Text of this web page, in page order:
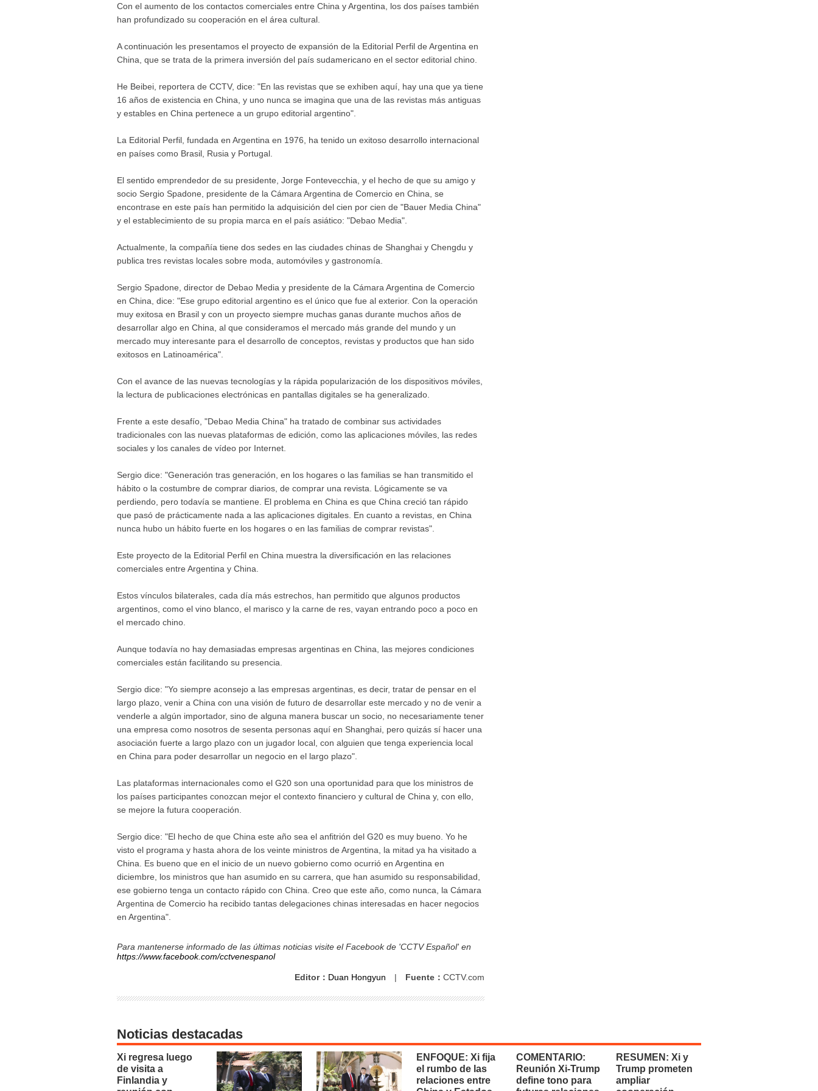
Con el aumento de los contactos comerciales entre China y Argentina, los dos países también
han profundizado su cooperación en el área cultural.
A continuación les presentamos el proyecto de expansión de la Editorial Perfil de Argentina en
China, que se trata de la primera inversión del país sudamericano en el sector editorial chino.
He Beibei, reportera de CCTV, dice: "En las revistas que se exhiben aquí, hay una que ya tiene
16 años de existencia en China, y uno nunca se imagina que una de las revistas más antiguas
y estables en China pertenece a un grupo editorial argentino".
La Editorial Perfil, fundada en Argentina en 1976, ha tenido un exitoso desarrollo internacional
en países como Brasil, Rusia y Portugal.
El sentido emprendedor de su presidente, Jorge Fontevecchia, y el hecho de que su amigo y
socio Sergio Spadone, presidente de la Cámara Argentina de Comercio en China, se
encontrase en este país han permitido la adquisición del cien por cien de "Bauer Media China"
y el establecimiento de su propia marca en el país asiático: "Debao Media".
Actualmente, la compañía tiene dos sedes en las ciudades chinas de Shanghai y Chengdu y
publica tres revistas locales sobre moda, automóviles y gastronomía.
Sergio Spadone, director de Debao Media y presidente de la Cámara Argentina de Comercio
en China, dice: "Ese grupo editorial argentino es el único que fue al exterior. Con la operación
muy exitosa en Brasil y con un proyecto siempre muchas ganas durante muchos años de
desarrollar algo en China, al que consideramos el mercado más grande del mundo y un
mercado muy interesante para el desarrollo de conceptos, revistas y productos que han sido
exitosos en Latinoamérica".
Con el avance de las nuevas tecnologías y la rápida popularización de los dispositivos móviles,
la lectura de publicaciones electrónicas en pantallas digitales se ha generalizado.
Frente a este desafío, "Debao Media China" ha tratado de combinar sus actividades
tradicionales con las nuevas plataformas de edición, como las aplicaciones móviles, las redes
sociales y los canales de vídeo por Internet.
Sergio dice: "Generación tras generación, en los hogares o las familias se han transmitido el
hábito o la costumbre de comprar diarios, de comprar una revista. Lógicamente se va
perdiendo, pero todavía se mantiene. El problema en China es que China creció tan rápido
que pasó de prácticamente nada a las aplicaciones digitales. En cuanto a revistas, en China
nunca hubo un hábito fuerte en los hogares o en las familias de comprar revistas".
Este proyecto de la Editorial Perfil en China muestra la diversificación en las relaciones
comerciales entre Argentina y China.
Estos vínculos bilaterales, cada día más estrechos, han permitido que algunos productos
argentinos, como el vino blanco, el marisco y la carne de res, vayan entrando poco a poco en
el mercado chino.
Aunque todavía no hay demasiadas empresas argentinas en China, las mejores condiciones
comerciales están facilitando su presencia.
Sergio dice: "Yo siempre aconsejo a las empresas argentinas, es decir, tratar de pensar en el
largo plazo, venir a China con una visión de futuro de desarrollar este mercado y no de venir a
venderle a algún importador, sino de alguna manera buscar un socio, no necesariamente tener
una empresa como nosotros de sesenta personas aquí en Shanghai, pero quizás sí hacer una
asociación fuerte a largo plazo con un jugador local, con alguien que tenga experiencia local
en China para poder desarrollar un negocio en el largo plazo".
Las plataformas internacionales como el G20 son una oportunidad para que los ministros de
los países participantes conozcan mejor el contexto financiero y cultural de China y, con ello,
se mejore la futura cooperación.
Sergio dice: "El hecho de que China este año sea el anfitrión del G20 es muy bueno. Yo he
visto el programa y hasta ahora de los veinte ministros de Argentina, la mitad ya ha visitado a
China. Es bueno que en el inicio de un nuevo gobierno como ocurrió en Argentina en
diciembre, los ministros que han asumido en su carrera, que han asumido su responsabilidad,
ese gobierno tenga un contacto rápido con China. Creo que este año, como nunca, la Cámara
Argentina de Comercio ha recibido tantas delegaciones chinas interesadas en hacer negocios
en Argentina".
Para mantenerse informado de las últimas noticias visite el Facebook de 'CCTV Español' en
https://www.facebook.com/cctvenespanol
Editor： Duan Hongyun | Fuente： CCTV.com
Noticias destacadas
Xi regresa luego
de visita a
Finlandia y
ENFOQUE: Xi fija
el rumbo de las
relaciones entre
COMENTARIO:
Reunión Xi-Trump
define tono para
RESUMEN: Xi y
Trump prometen
ampliar